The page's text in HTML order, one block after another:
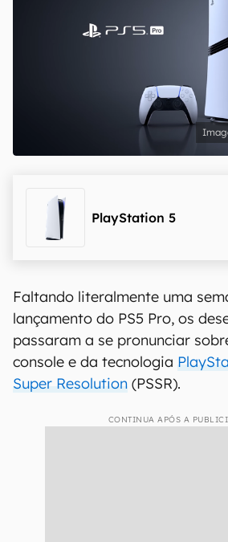
PlayStation 5
Faltando literalmente uma
lançamento do PS5 Pro, os
passaram a se pronunciar
console e da tecnologia
Super Resolution (PSSR).
CONTINUA APÓS A